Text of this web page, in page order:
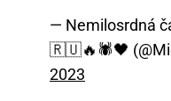
— Nemilosrdná
🇷🇺🔥🕷🖤
2023